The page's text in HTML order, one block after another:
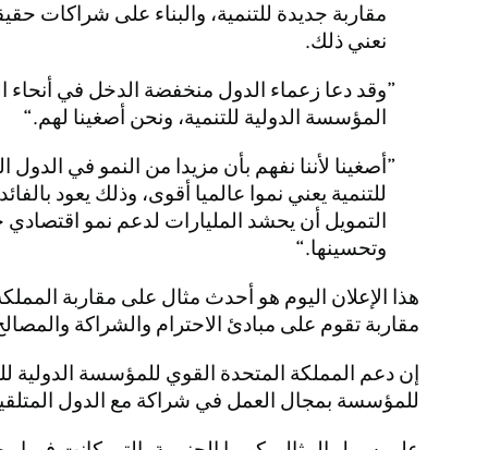
مقاربة جديدة للتنمية، والبناء على شراكات
نعني ذلك.
وقد دعا زعماء الدول منخفضة الدخل في أنحاء
المؤسسة الدولية للتنمية، ونحن أصغينا لهم.
أصغينا لأننا نفهم بأن مزيدا من النمو في
للتنمية يعني نموا عالميا أقوى، وذلك يعود
التمويل أن يحشد المليارات لدعم نمو اقتصادي
وتحسينها.
هذا الإعلان اليوم هو أحدث مثال على مقاربة
مقاربة تقوم على مبادئ الاحترام والشراكة
إن دعم المملكة المتحدة القوي للمؤسسة الدولية
للمؤسسة بمجال العمل في شراكة مع الدول